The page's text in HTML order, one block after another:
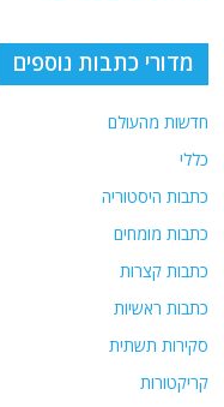
p
p
m
מדורי כתבות נוספים
חדשות מהעולם
כללי
כתבות היסטוריה
כתבות מומחים
כתבות קצרות
כתבות ראשיות
סקירות תשתית
קריקטורות